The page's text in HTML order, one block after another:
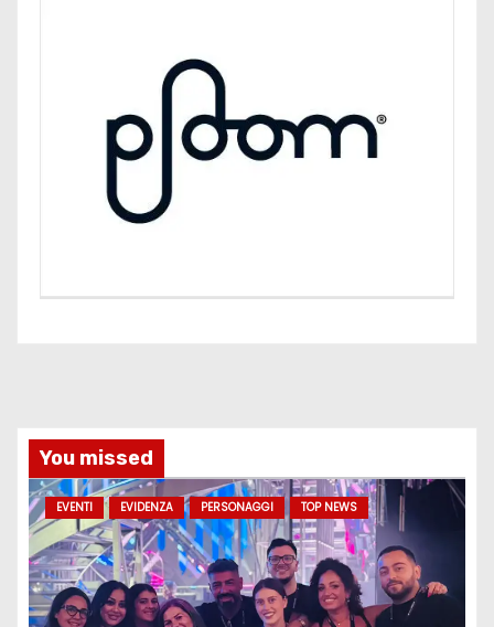
You missed
EVENTI EVIDENZA PERSONAGGI TOP NEWS